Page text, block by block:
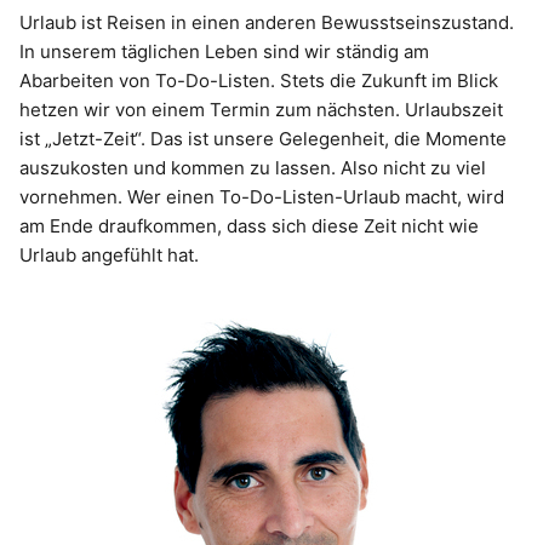
Urlaub ist Reisen in einen anderen Bewusstseinszustand.
In unserem täglichen Leben sind wir ständig am
Abarbeiten von To-Do-Listen. Stets die Zukunft im Blick
hetzen wir von einem Termin zum nächsten. Urlaubszeit
ist „Jetzt-Zeit“. Das ist unsere Gelegenheit, die Momente
auszukosten und kommen zu lassen. Also nicht zu viel
vornehmen. Wer einen To-Do-Listen-Urlaub macht, wird
am Ende draufkommen, dass sich diese Zeit nicht wie
Urlaub angefühlt hat.